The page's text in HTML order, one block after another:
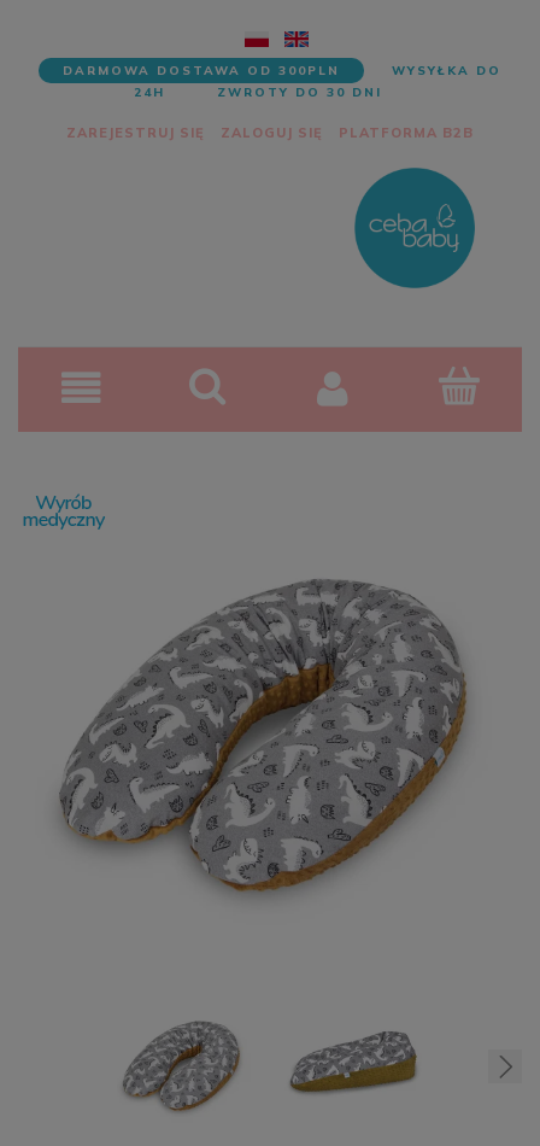
DARMOWA DOSTAWA OD 300PLN
WYSYŁKA DO
24H
ZWROTY DO 30 DNI
ZAREJESTRUJ SIĘ ZALOGUJ SIĘ PLATFORMA B2B